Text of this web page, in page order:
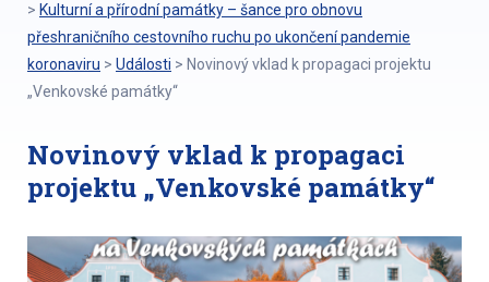
> Kulturní a přírodní památky – šance pro obnovu
přeshraničního cestovního ruchu po ukončení pandemie
koronaviru > Události > Novinový vklad k propagaci projektu
„Venkovské památky“
Novinový vklad k propagaci
projektu „Venkovské památky“